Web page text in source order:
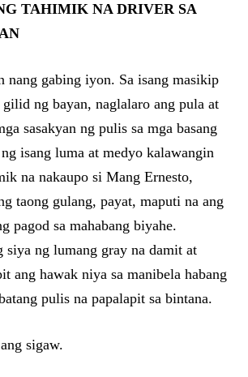
TAHIMIK NA DRIVER SA
nang gabing iyon. Sa isang masikip
ng bayan, naglalaro ang pula at
sasakyan ng pulis sa mga basang
isang luma at medyo kalawangin
na nakaupo si Mang Ernesto,
taong gulang, payat, maputi na ang
pagod sa mahabang biyahe.
siya ng lumang gray na damit at
ang hawak niya sa manibela habang
pulis na papalapit sa bintana.
sigaw.